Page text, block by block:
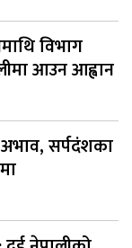
विभाग
आउन आह्वान
सर्पदंशका